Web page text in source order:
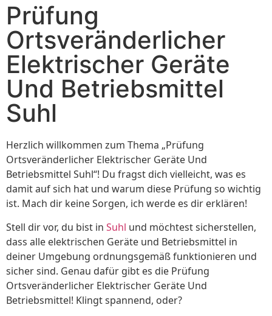
Prüfung
Ortsveränderlicher
Elektrischer Geräte
Und Betriebsmittel
Suhl
Herzlich willkommen zum Thema „Prüfung
Ortsveränderlicher Elektrischer Geräte Und
Betriebsmittel Suhl“! Du fragst dich vielleicht, was es
damit auf sich hat und warum diese Prüfung so wichtig
ist. Mach dir keine Sorgen, ich werde es dir erklären!
Stell dir vor, du bist in Suhl und möchtest sicherstellen,
dass alle elektrischen Geräte und Betriebsmittel in
deiner Umgebung ordnungsgemäß funktionieren und
sicher sind. Genau dafür gibt es die Prüfung
Ortsveränderlicher Elektrischer Geräte Und
Betriebsmittel! Klingt spannend, oder?